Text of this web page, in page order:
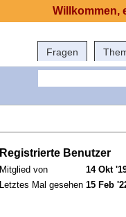
Fragen
Registrierte Benutzer
Mitglied von
14 Okt
Letztes Mal gesehen 15 Feb
Willkommen,